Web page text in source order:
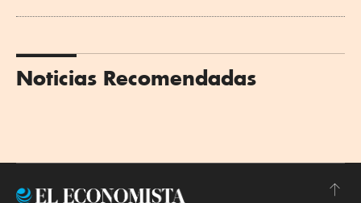
Noticias Recomendadas